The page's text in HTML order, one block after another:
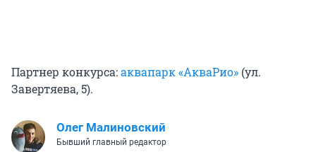
Партнер конкурса:аквапарк «АкваРио» (ул.
Завертяева, 5).
Олег Малиновский
Бывший главный редактор